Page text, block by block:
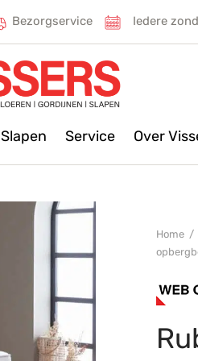
Bezorgservice Iedere
Slapen Service Over
Home /